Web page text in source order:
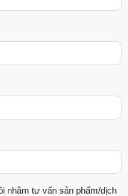
nhằm tư vấn sản phẩm/dịch